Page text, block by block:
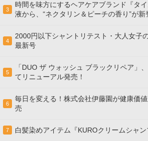
3
時間を味方にするヘアケアブランド『タ
液から、“ネクタリン＆ピーチの香り”が新
4
2000円以下シャントリテスト・大人女子
最新号
5
「DUO ザ ウォッシュ ブラックリペア」
てリニューアル発売！
6
毎日を変える！株式会社伊藤園が健康価
売
7 白髪染めアイテム『KUROクリームシャ